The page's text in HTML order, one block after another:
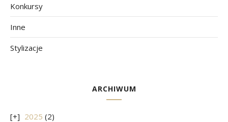
Konkursy
Inne
Stylizacje
ARCHIWUM
2025 (2)